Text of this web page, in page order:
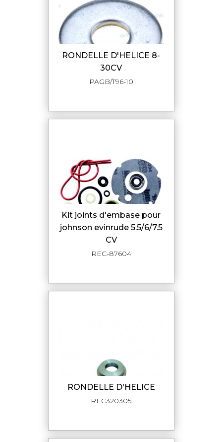
RONDELLE D'HELICE 8-
30CV
PAGB/T96-10
kit joints d'embase pour
johnson evinrude 5.5/6/7.5
CV
REC-87604
RONDELLE D'HELICE
REC320305